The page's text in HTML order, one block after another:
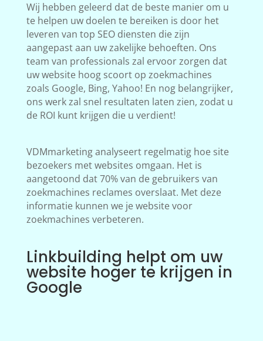
Wij hebben geleerd dat de beste manier om u
te helpen uw doelen te bereiken is door het
leveren van top SEO diensten die zijn
aangepast aan uw zakelijke behoeften. Ons
team van professionals zal ervoor zorgen dat
uw website hoog scoort op zoekmachines
zoals Google, Bing, Yahoo! En nog belangrijker,
ons werk zal snel resultaten laten zien, zodat u
de ROI kunt krijgen die u verdient!
VDMmarketing analyseert regelmatig hoe site
bezoekers met websites omgaan. Het is
aangetoond dat 70% van de gebruikers van
zoekmachines reclames overslaat. Met deze
informatie kunnen we je website voor
zoekmachines verbeteren.
Linkbuilding helpt om uw
website hoger te krijgen in
Google